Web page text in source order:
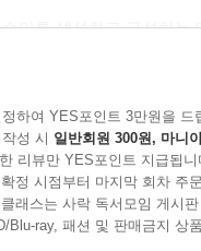
머를 생성하고 구성하는
라인/통합 시스템을 구
을 구현하는 방법을 배운
관리하는 방법을 배운
을 이해하고 모니터링하
의 핵심 개념과 카프카
하여 YES포인트 3만원을 드
성 시 일반회원 300원, 마니
리뷰만 YES포인트 지급됩니
정 시점부터 마지막 회차 주
래스는 사락 독서모임 게시
Blu-ray, 패션 및 판매금지 상